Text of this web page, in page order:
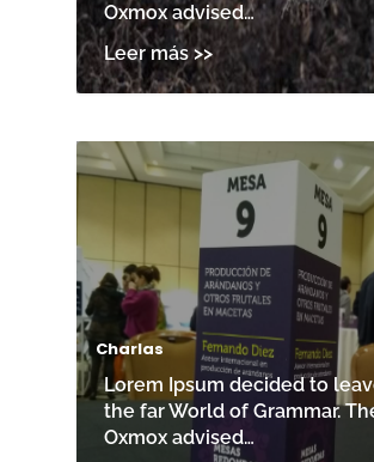
Oxmox advised…
Charlas
Lorem Ipsum decided to
the far World of Grammar.
Oxmox advised…